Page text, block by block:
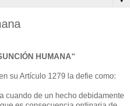
HUMANA“
su Artículo 1279 la defie como:
cuando de un hecho debidamente